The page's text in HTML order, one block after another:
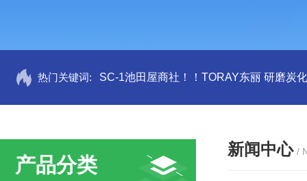
热门关键词: SC-1池田屋商社！！TORAY东丽 研磨炭
产品分类
新闻中心 /